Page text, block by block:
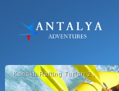
Konaklı Rafting Turları 2